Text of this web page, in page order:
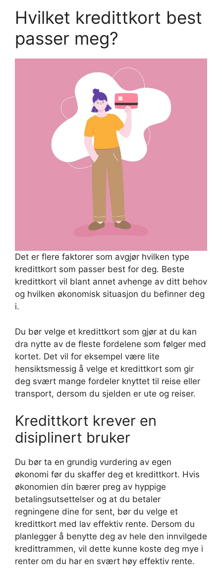
Hvilket kredittkort best
passer meg?
Det er flere faktorer som avgjør hvilken type
kredittkort som passer best for deg. Beste
kredittkort vil blant annet avhenge av ditt behov
og hvilken økonomisk situasjon du befinner deg
i.
Du bør velge et kredittkort som gjør at du kan
dra nytte av de fleste fordelene som følger med
kortet. Det vil for eksempel være lite
hensiktsmessig å velge et kredittkort som gir
deg svært mange fordeler knyttet til reise eller
transport, dersom du sjelden er ute og reiser.
Kredittkort krever en
disiplinert bruker
Du bør ta en grundig vurdering av egen
økonomi før du skaffer deg et kredittkort. Hvis
økonomien din bærer preg av hyppige
betalingsutsettelser og at du betaler
regningene dine for sent, bør du velge et
kredittkort med lav effektiv rente. Dersom du
planlegger å benytte deg av hele den innvilgede
kredittrammen, vil dette kunne koste deg mye i
renter om du har en svært høy effektiv rente.